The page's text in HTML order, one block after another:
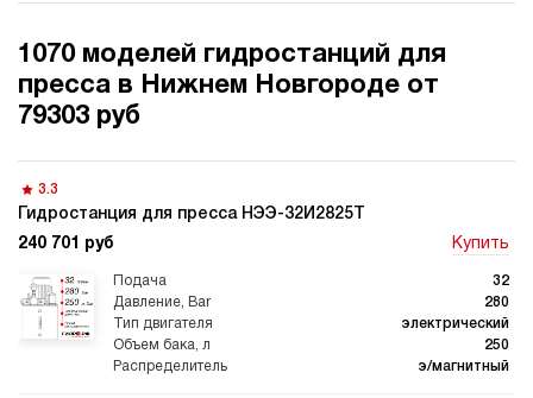
1070 моделей гидростанций для
пресса в Нижнем Новгороде от
79303 руб
Гидростанция для пресса НЭЭ-32И2825Т
3.3
240 701 руб Купить
32
280
электрический
250
э/магнитный